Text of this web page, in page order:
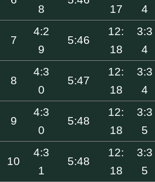
8
17
4
7
4:2
9
5:46
12:
18
3:3
4
8
4:3
0
5:47
12:
18
3:3
4
9
4:3
0
5:48
12:
18
3:3
5
10
4:3
1
5:48
12:
18
3:3
5